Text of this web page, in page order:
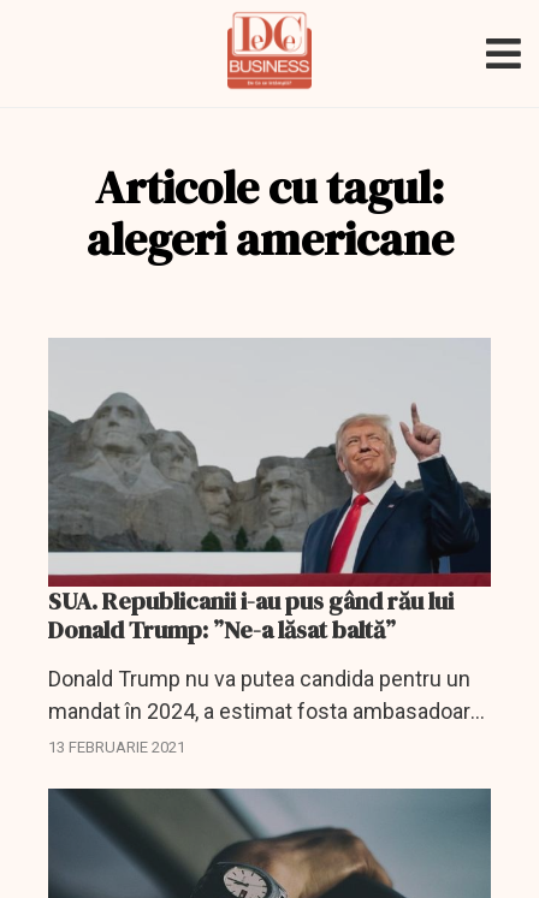
Articole cu tagul:
alegeri americane
SUA. Republicanii i-au pus gând rău lui
Donald Trump: ”Ne-a lăsat baltă”
Donald Trump nu va putea candida pentru un
mandat în 2024, a estimat fosta ambasadoare
a SUA la ONU, Nikki Haley, într-un interviu
Partidul...
13 FEBRUARIE 2021